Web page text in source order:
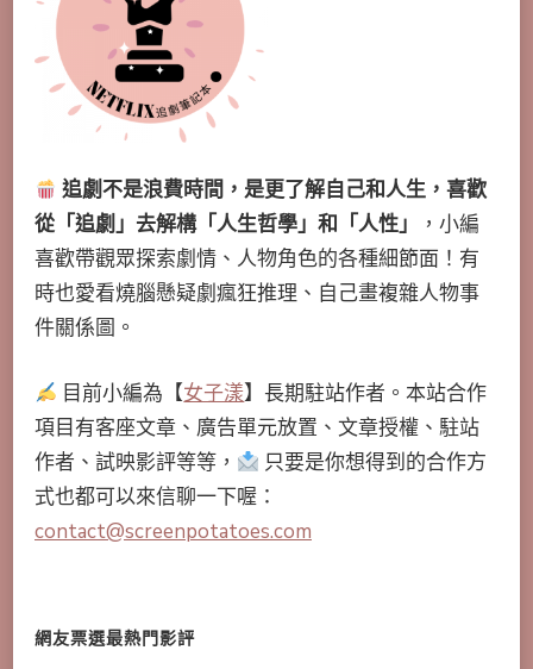
追劇不是浪費時間，是更了解自己和人生，喜歡
從「追劇」去解構「人生哲學」和「人性」
，小編
喜歡帶觀眾探索劇情、人物角色的各種細節面！有
時也愛看燒腦懸疑劇瘋狂推理、自己畫複雜人物事
件關係圖。
目前小編為【女子漾】長期駐站作者。本站合作
項目有客座文章、廣告單元放置、文章授權、駐站
作者、試映影評等等，
只要是你想得到的合作方
式也都可以來信聊一下喔：
contact@screenpotatoes.com
網友票選最熱門影評